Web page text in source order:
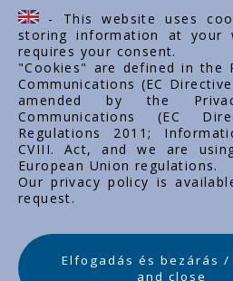
Контакт
Карьера
- This website uses
storing information at your
requires your consent.
"Cookies" are defined in the
Communications (EC
amended by the
Communications (EC
Regulations 2011;
CVIII. Act, and we are
European Union regulations.
Our privacy policy is
request.
Elfogadás és bezárás /
and close